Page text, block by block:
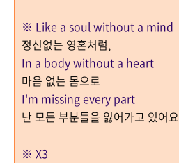
※ Like a soul without a mind
정신없는 영혼처럼,
In a body without a heart
마음 없는 몸으로
I'm missing every part
난 모든 부분들을 잃어가고 있어요
※ X3